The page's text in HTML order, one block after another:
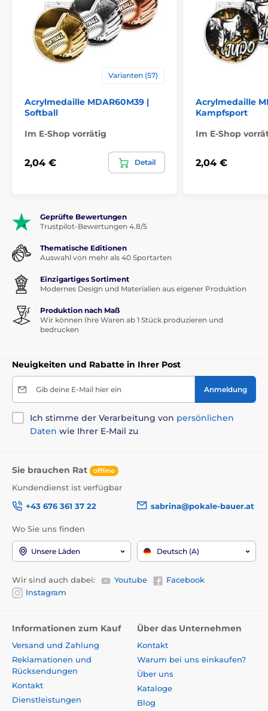
Varianten (57)
Acrylmedaille MDAR60M39 |
Softball
Im E-Shop vorrätig
2,04 € Detail
Acrylmedaille
Kampfsport
Im E-Shop
2,04 €
Geprüfte Bewertungen
Trustpilot-Bewertungen 4.8/5
Thematische Editionen
Auswahl von mehr als 40 Sportarten
Einzigartiges Sortiment
Modernes Design und Materialien aus eigener Produktion
Produktion nach Maß
Wir können Ihre Waren ab 1 Stück produzieren und
bedrucken
Neuigkeiten und Rabatte in Ihrer Post
Gib deine E-Mail hier ein Anmeldung
Ich stimme der Verarbeitung von persönlichen
Daten wie Ihrer E-Mail zu
Sie brauchen Rat offline
Kundendienst ist verfügbar
+43 676 361 37 22
sabrina@pokale-bauer.at
Wo Sie uns finden
Unsere Läden Deutsch (A)
Wir sind auch dabei: Youtube
Facebook
Instagram
Informationen zum Kauf
Versand und Zahlung
Reklamationen und
Rücksendungen
Kontakt
Dienstleistungen
Über das Unternehmen
Kontakt
Warum bei uns einkaufen?
Über uns
Kataloge
Blog